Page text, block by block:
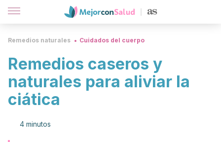
Remedios naturales Cuidados del cuerpo
Remedios caseros y
naturales para aliviar la
ciática
4 minutos